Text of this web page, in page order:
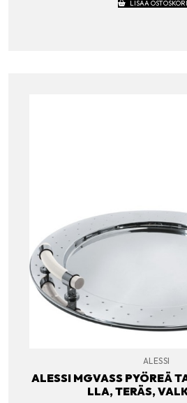
LISÄÄ
ALESSI
ALESSI MGVASS PYÖREÄ
LLA, TERÄS,